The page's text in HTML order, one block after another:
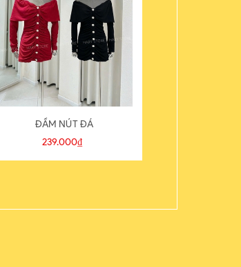
ĐẦM NÚT ĐÁ
239.000₫